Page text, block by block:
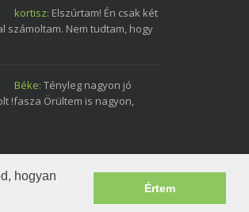
hogyan
Értem
kortisz: Elszúrtam! Én csak két
számoltam. Nem tudtam, hogy
Béke: Tényleg nagyon jó
!fasza Örültem is nagyon,